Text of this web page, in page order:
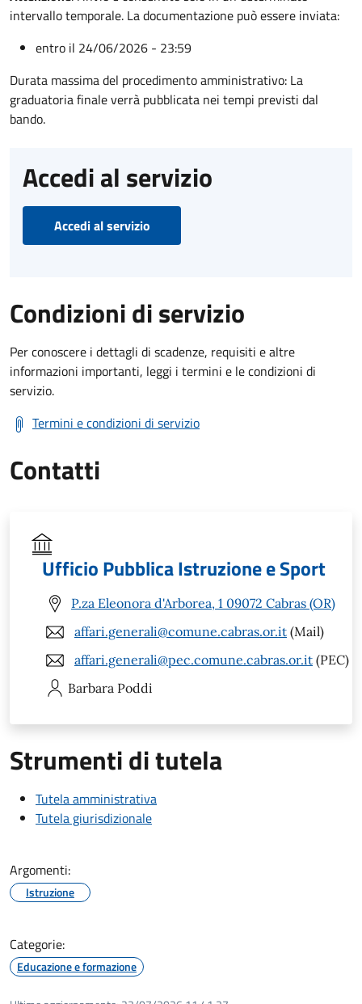
intervallo temporale. La documentazione può essere inviata:
entro il 24/06/2026 - 23:59
Durata massima del procedimento amministrativo: La
graduatoria finale verrà pubblicata nei tempi previsti dal
bando.
Accedi al servizio
Accedi al servizio
Condizioni di servizio
Per conoscere i dettagli di scadenze, requisiti e altre
informazioni importanti, leggi i termini e le condizioni di
servizio.
Termini e condizioni di servizio
Contatti
Ufficio Pubblica Istruzione e Sport
P.za Eleonora d'Arborea, 1 09072 Cabras (OR)
affari.generali@comune.cabras.or.it (Mail)
affari.generali@pec.comune.cabras.or.it (PEC)
Barbara Poddi
Strumenti di tutela
Tutela amministrativa
Tutela giurisdizionale
Argomenti:
Istruzione
Categorie:
Educazione e formazione